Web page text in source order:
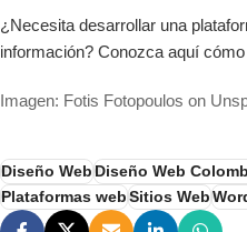
¿Necesita desarrollar una
información? Conozca aquí
Imagen: Fotis Fotopoulos on
Diseño Web Diseño Web
Plataformas web Sitios Web